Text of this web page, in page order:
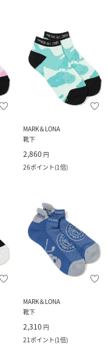
MARK＆LONA
靴下
2,860 円
26ポイント(1倍)
MARK＆LONA
靴下
2,310 円
21ポイント(1倍)